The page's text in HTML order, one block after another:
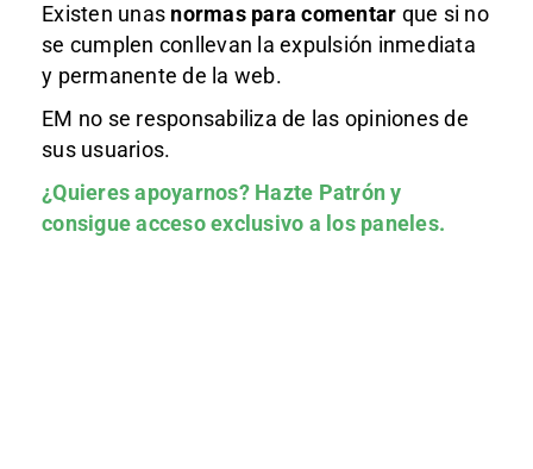
Existen unas normas para comentar que si no
se cumplen conllevan la expulsión inmediata
y permanente de la web.
EM no se responsabiliza de las opiniones de
sus usuarios.
¿Quieres apoyarnos? Hazte Patróny
consigue acceso exclusivo a los paneles.